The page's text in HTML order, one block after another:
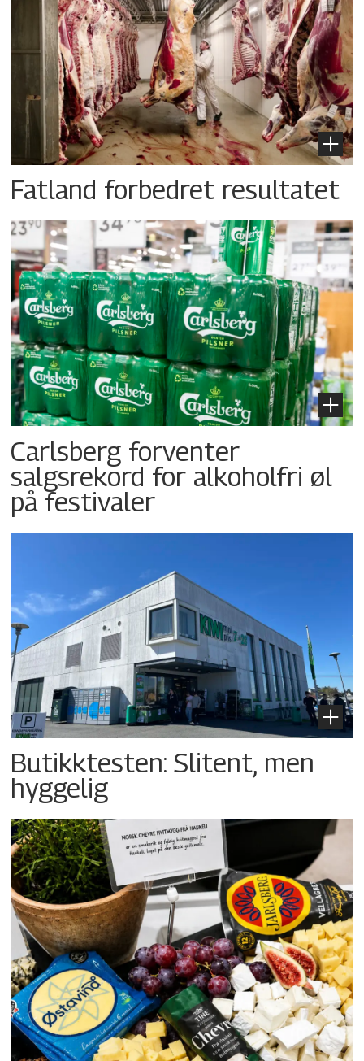
Fatland forbedret resultatet
Carlsberg forventer
salgsrekord for alkoholfri øl
på festivaler
Butikktesten: Slitent, men
hyggelig